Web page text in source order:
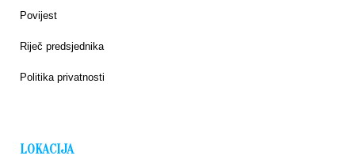
Povijest
Riječ predsjednika
Politika privatnosti
LOKACIJA